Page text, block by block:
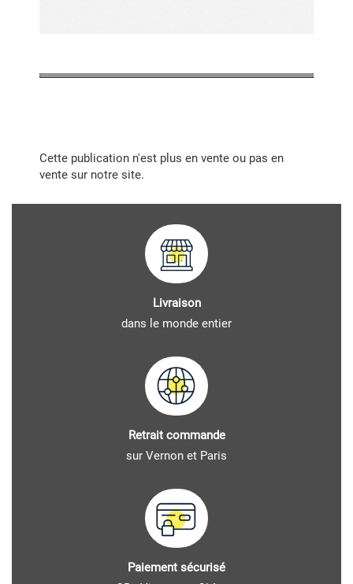
Cette publication n'est plus en vente ou pas en
vente sur notre site.
Livraison
dans le monde entier
Retrait commande
sur Vernon et Paris
Paiement sécurisé